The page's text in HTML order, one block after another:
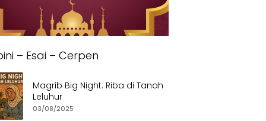
– Esai – Cerpen
Magrib Big Night: Riba di Tanah
Leluhur
03/08/2025